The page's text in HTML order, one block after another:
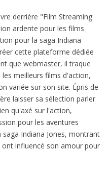
derrière "Film Streaming
ardente pour les films
pour la saga Indiana
cette plateforme dédiée
que webmaster, il traque
meilleurs films d'action,
variée sur son site. Épris de
laisser sa sélection parler
qu'axé sur l'action,
pour les aventures
saga Indiana Jones, montrant
influencé son amour pour